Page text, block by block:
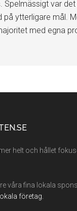
Spelmässigt var
på ytterligare mål.
med egna
helt och hållet
våra fina lokala
företag.